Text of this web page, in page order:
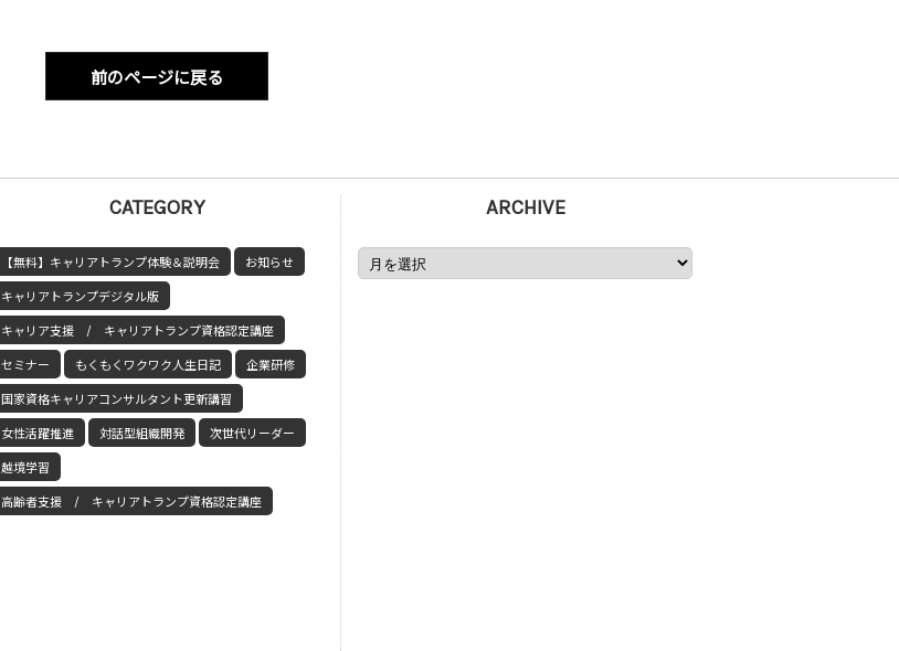
前のページに戻る
CATEGORY
【無料】キャリアトランプ体験＆説明会 お知らせ
キャリアトランプデジタル版
キャリア支援 / キャリアトランプ資格認定講座
セミナー もくもくワクワク人生日記 企業研修
国家資格キャリアコンサルタント更新講習
女性活躍推進 対話型組織開発 次世代リーダー
越境学習
高齢者支援 / キャリアトランプ資格認定講座
ARCHIVE